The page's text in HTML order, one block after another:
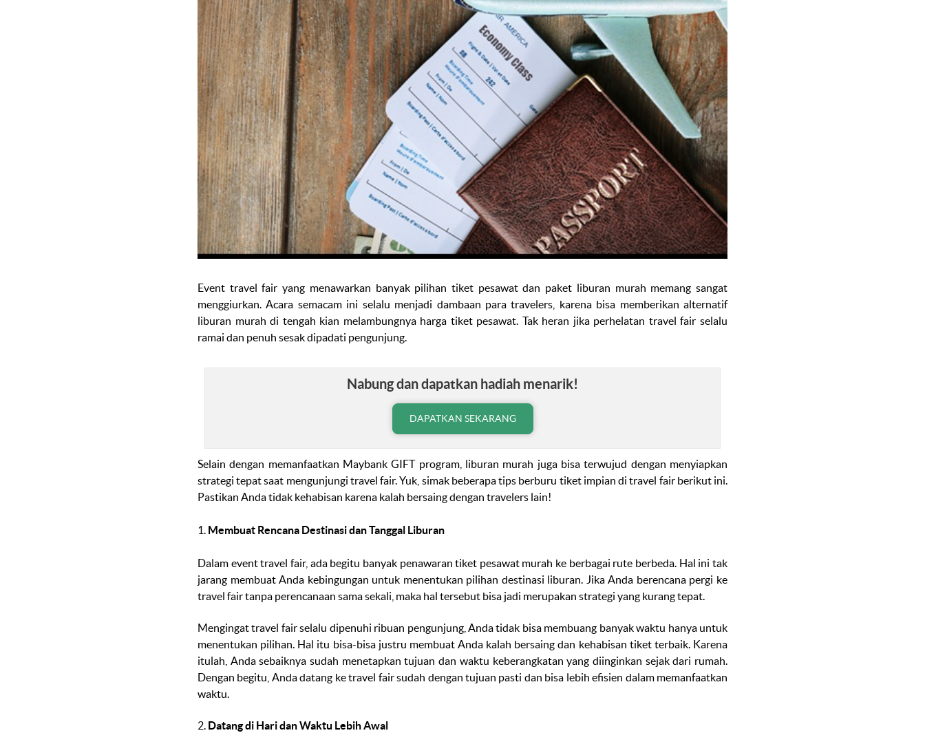
Event travel fair yang menawarkan banyak pilihan tiket pesawat dan paket liburan murah memang sangat
menggiurkan. Acara semacam ini selalu menjadi dambaan paratravelers, karena bisa memberikan alternatif
liburan murah di tengah kian melambungnya harga tiket pesawat. Tak heran jika perhelatan travel fairselalu
ramai dan penuh sesak dipadati pengunjung.
Nabung dan dapatkan hadiah menarik!
DAPATKAN SEKARANG
Selain dengan memanfaatkan Maybank GIFT program, liburan murah juga bisa terwujud dengan menyiapkan
strategi tepat saat mengunjungi travel fair.Yuk, simak beberapa tips berburu tiket impian ditravel fair berikut ini.
Pastikan Anda tidak kehabisan karena kalah bersaing dengan travelers lain!
1. Membuat Rencana Destinasi dan Tanggal Liburan
Dalam event travel fair, ada begitu banyak penawaran tiket pesawat murah ke berbagai rute berbeda. Hal ini tak
jarang membuat Anda kebingungan untuk menentukan pilihan destinasi liburan. Jika Anda berencana pergi ke
travel fairtanpa perencanaan sama sekali, maka hal tersebut bisa jadi merupakan strategi yang kurang tepat.
Mengingattravel fairselalu dipenuhi ribuan pengunjung, Anda tidak bisa membuang banyak waktu hanya untuk
menentukan pilihan. Hal itu bisa-bisa justru membuat Anda kalah bersaing dan kehabisan tiket terbaik. Karena
itulah, Anda sebaiknya sudah menetapkan tujuan dan waktu keberangkatan yang diinginkan sejak dari rumah.
Dengan begitu, Anda datang ketravel fairsudah dengan tujuan pasti dan bisa lebih efisien dalam memanfaatkan
waktu.
2. Datang di Hari dan Waktu Lebih Awal